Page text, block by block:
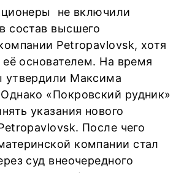
не включили
состав высшего
Petropavlovsk, хотя
её основателем. На время
утвердили Максима
«Покровский рудник»
указания нового
После чего
компании стал
суд внеочередного